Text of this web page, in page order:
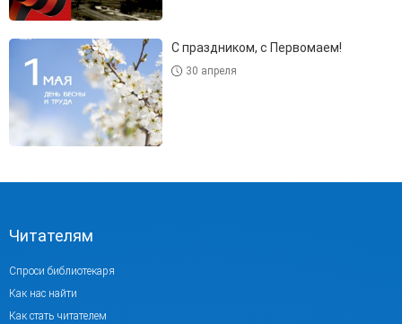
С праздником, с Первомаем!
30 апреля
Читателям
Спроси библиотекаря
Как нас найти
Как стать читателем